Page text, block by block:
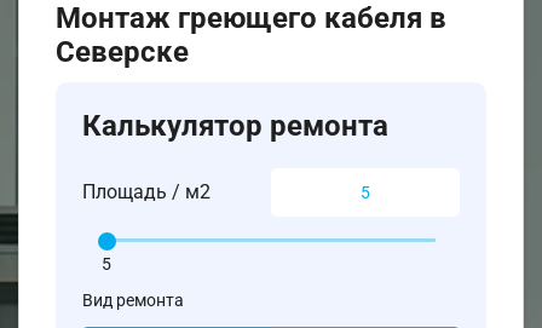
Монтаж греющего кабеля в
Северске
Калькулятор ремонта
Площадь / м2
5
Вид ремонта